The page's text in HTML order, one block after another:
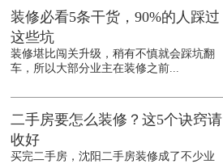
装修必看5条干货，90%的人踩过
这些坑
装修堪比闯关升级，稍有不慎就会踩坑翻
车，所以大部分业主在装修之前...
二手房要怎么装修？这5个诀窍请
收好
买完二手房，沈阳二手房装修成了不少业